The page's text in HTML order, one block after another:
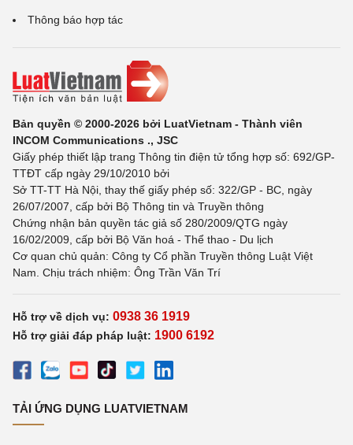
Thông báo hợp tác
Bản quyền © 2000-2026 bởi LuatVietnam - Thành viên
INCOM Communications ., JSC
Giấy phép thiết lập trang Thông tin điện tử tổng hợp số: 692/GP-
TTĐT cấp ngày 29/10/2010 bởi
Sở TT-TT Hà Nội, thay thế giấy phép số: 322/GP - BC, ngày
26/07/2007, cấp bởi Bộ Thông tin và Truyền thông
Chứng nhận bản quyền tác giả số 280/2009/QTG ngày
16/02/2009, cấp bởi Bộ Văn hoá - Thể thao - Du lịch
Cơ quan chủ quản: Công ty Cổ phần Truyền thông Luật Việt
Nam. Chịu trách nhiệm: Ông Trần Văn Trí
Hỗ trợ về dịch vụ: 0938 36 1919
Hỗ trợ giải đáp pháp luật: 1900 6192
TẢI ỨNG DỤNG LUATVIETNAM